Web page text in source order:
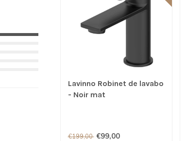
Lavinno Robinet de lavabo
- Noir mat
€199,00 €99,00